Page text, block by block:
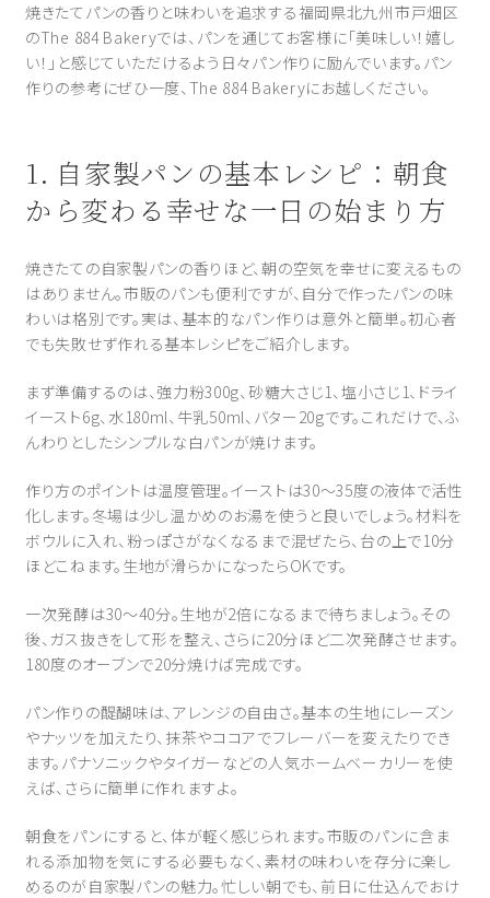
焼きたてパンの香りと味わいを追求する福岡県北九州市戸畑区
のThe 884 Bakeryでは、パンを通じてお客様に「美味しい！嬉し
い！」と感じていただけるよう日々パン作りに励んでいます。パン
作りの参考にぜひ一度、The 884 Bakeryにお越しください。
1. 自家製パンの基本レシピ：朝食
から変わる幸せな一日の始まり方
焼きたての自家製パンの香りほど、朝の空気を幸せに変えるもの
はありません。市販のパンも便利ですが、自分で作ったパンの味
わいは格別です。実は、基本的なパン作りは意外と簡単。初心者
でも失敗せず作れる基本レシピをご紹介します。
まず準備するのは、強力粉300g、砂糖大さじ1、塩小さじ1、ドライ
イースト6g、水180ml、牛乳50ml、バター20gです。これだけで、ふ
んわりとしたシンプルな白パンが焼けます。
作り方のポイントは温度管理。イーストは30〜35度の液体で活性
化します。冬場は少し温かめのお湯を使うと良いでしょう。材料を
ボウルに入れ、粉っぽさがなくなるまで混ぜたら、台の上で10分
ほどこねます。生地が滑らかになったらOKです。
一次発酵は30〜40分。生地が2倍になるまで待ちましょう。その
後、ガス抜きをして形を整え、さらに20分ほど二次発酵させます。
180度のオーブンで20分焼けば完成です。
パン作りの醍醐味は、アレンジの自由さ。基本の生地にレーズン
やナッツを加えたり、抹茶やココアでフレーバーを変えたりでき
ます。パナソニックやタイガーなどの人気ホームベーカリーを使
えば、さらに簡単に作れますよ。
朝食をパンにすると、体が軽く感じられます。市販のパンに含ま
れる添加物を気にする必要もなく、素材の味わいを存分に楽し
めるのが自家製パンの魅力。忙しい朝でも、前日に仕込んでおけ